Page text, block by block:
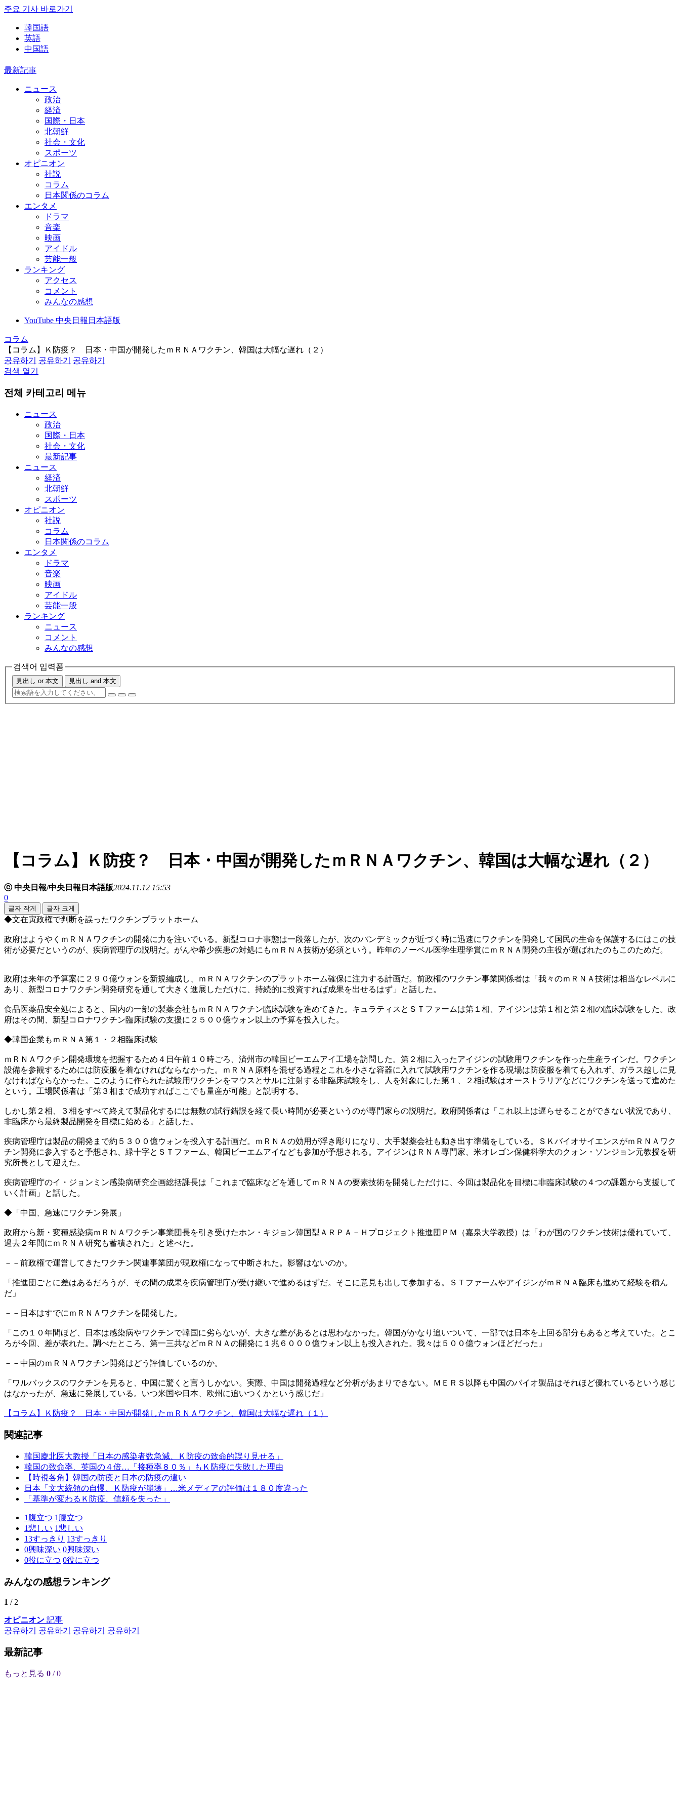
주요 기사 바로가기
韓国語
英語
中国語
最新記事
ニュース
政治
経済
国際・日本
北朝鮮
社会・文化
スポーツ
オピニオン
社説
コラム
日本関係のコラム
エンタメ
ドラマ
音楽
映画
アイドル
芸能一般
ランキング
アクセス
コメント
みんなの感想
YouTube 中央日報日本語版
コラム
【コラム】Ｋ防疫？ 日本・中国が開発したｍＲＮＡワクチン、韓国は大幅な遅れ（２）
공유하기
공유하기
공유하기
검색 열기
전체 카테고리 메뉴
ニュース
政治
国際・日本
社会・文化
最新記事
ニュース
経済
北朝鮮
スポーツ
オピニオン
社説
コラム
日本関係のコラム
エンタメ
ドラマ
音楽
映画
アイドル
芸能一般
ランキング
ニュース
コメント
みんなの感想
검색어 입력폼
見出し or 本文 見出し and 本文
【コラム】Ｋ防疫？ 日本・中国が開発したｍＲＮＡワクチン、韓国は大幅な遅れ（２）
ⓒ 中央日報/中央日報日本語版2024.11.12 15:53
0
글자 작게 글자 크게
◆文在寅政権で判断を誤ったワクチンプラットホーム
政府はようやくｍＲＮＡワクチンの開発に力を注いでいる。新型コロナ事態は一段落したが、次のパンデミックが近づく時に迅速にワクチンを開発して国民の生命を保護するにはこの技
術が必要だというのが、疾病管理庁の説明だ。がんや希少疾患の対処にもｍＲＮＡ技術が必須という。昨年のノーベル医学生理学賞にｍＲＮＡ開発の主役が選ばれたのもこのためだ。
政府は来年の予算案に２９０億ウォンを新規編成し、ｍＲＮＡワクチンのプラットホーム確保に注力する計画だ。前政権のワクチン事業関係者は「我々のｍＲＮＡ技術は相当なレベルに
あり、新型コロナワクチン開発研究を通して大きく進展しただけに、持続的に投資すれば成果を出せるはず」と話した。
食品医薬品安全処によると、国内の一部の製薬会社もｍＲＮＡワクチン臨床試験を進めてきた。キュラティスとＳＴファームは第１相、アイジンは第１相と第２相の臨床試験をした。政
府はその間、新型コロナワクチン臨床試験の支援に２５００億ウォン以上の予算を投入した。
◆韓国企業もｍＲＮＡ第１・２相臨床試験
ｍＲＮＡワクチン開発環境を把握するため４日午前１０時ごろ、済州市の韓国ビーエムアイ工場を訪問した。第２相に入ったアイジンの試験用ワクチンを作った生産ラインだ。ワクチン
設備を参観するためには防疫服を着なければならなかった。ｍＲＮＡ原料を混ぜる過程とこれを小さな容器に入れて試験用ワクチンを作る現場は防疫服を着ても入れず、ガラス越しに見
なければならなかった。このように作られた試験用ワクチンをマウスとサルに注射する非臨床試験をし、人を対象にした第１、２相試験はオーストラリアなどにワクチンを送って進めた
という。工場関係者は「第３相まで成功すればここでも量産が可能」と説明する。
しかし第２相、３相をすべて終えて製品化するには無数の試行錯誤を経て長い時間が必要というのが専門家らの説明だ。政府関係者は「これ以上は遅らせることができない状況であり、
非臨床から最終製品開発を目標に始める」と話した。
疾病管理庁は製品の開発まで約５３００億ウォンを投入する計画だ。ｍＲＮＡの効用が浮き彫りになり、大手製薬会社も動き出す準備をしている。ＳＫバイオサイエンスがｍＲＮＡワク
チン開発に参入すると予想され、緑十字とＳＴファーム、韓国ビーエムアイなども参加が予想される。アイジンはＲＮＡ専門家、米オレゴン保健科学大のクォン・ソンジョン元教授を研
究所長として迎えた。
疾病管理庁のイ・ジョンミン感染病研究企画総括課長は「これまで臨床などを通してｍＲＮＡの要素技術を開発しただけに、今回は製品化を目標に非臨床試験の４つの課題から支援して
いく計画」と話した。
◆「中国、急速にワクチン発展」
政府から新・変種感染病ｍＲＮＡワクチン事業団長を引き受けたホン・キジョン韓国型ＡＲＰＡ－Ｈプロジェクト推進団ＰＭ（嘉泉大学教授）は「わが国のワクチン技術は優れていて、
過去２年間にｍＲＮＡ研究も蓄積された」と述べた。
－－前政権で運営してきたワクチン関連事業団が現政権になって中断された。影響はないのか。
「推進団ごとに差はあるだろうが、その間の成果を疾病管理庁が受け継いで進めるはずだ。そこに意見も出して参加する。ＳＴファームやアイジンがｍＲＮＡ臨床も進めて経験を積ん
だ」
－－日本はすでにｍＲＮＡワクチンを開発した。
「この１０年間ほど、日本は感染病やワクチンで韓国に劣らないが、大きな差があるとは思わなかった。韓国がかなり追いついて、一部では日本を上回る部分もあると考えていた。とこ
ろが今回、差が表れた。調べたところ、第一三共などｍＲＮＡの開発に１兆６０００億ウォン以上も投入された。我々は５００億ウォンほどだった」
－－中国のｍＲＮＡワクチン開発はどう評価しているのか。
「ワルバックスのワクチンを見ると、中国に驚くと言うしかない。実際、中国は開発過程など分析があまりできない。ＭＥＲＳ以降も中国のバイオ製品はそれほど優れているという感じ
はなかったが、急速に発展している。いつ米国や日本、欧州に追いつくかという感じだ」
【コラム】Ｋ防疫？ 日本・中国が開発したｍＲＮＡワクチン、韓国は大幅な遅れ（１）
関連記事
韓国慶北医大教授「日本の感染者数急減、Ｋ防疫の致命的誤り見せる」
韓国の致命率、英国の４倍…「接種率８０％」もＫ防疫に失敗した理由
【時視各角】韓国の防疫と日本の防疫の違い
日本「文大統領の自慢、Ｋ防疫が崩壊」…米メディアの評価は１８０度違った
「基準が変わるＫ防疫、信頼を失った」
1 腹立つ 1 腹立つ
1悲しい 1悲しい
13すっきり 13すっきり
0興味深い 0興味深い
0役に立つ 0役に立つ
みんなの感想ランキング
1 / 2
オピニオン 記事
공유하기
공유하기 공유하기 공유하기
最新記事
もっと見る 0 / 0